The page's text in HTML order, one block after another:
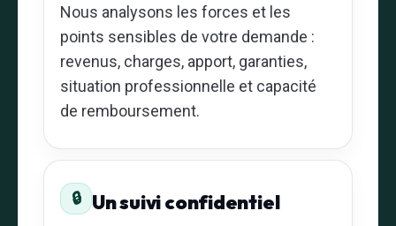
Nous analysons les forces et les
points sensibles de votre demande :
revenus, charges, apport, garanties,
situation professionnelle et capacité
de remboursement.
🔒 Un suivi confidentiel